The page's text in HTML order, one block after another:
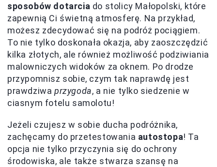
sposobów dotarcia do stolicy Małopolski, które
zapewnią Ci świetną atmosferę. Na przykład,
możesz zdecydować się na podróż pociągiem.
To nie tylko doskonała okazja, aby zaoszczędzić
kilka złotych, ale również możliwość podziwiania
malowniczych widoków za oknem. Po drodze
przypomnisz sobie, czym tak naprawdę jest
prawdziwa przygoda, a nie tylko siedzenie w
ciasnym fotelu samolotu!
Jeżeli czujesz w sobie ducha podróżnika,
zachęcamy do przetestowania autostopa! Ta
opcja nie tylko przyczynia się do ochrony
środowiska, ale także stwarza szansę na